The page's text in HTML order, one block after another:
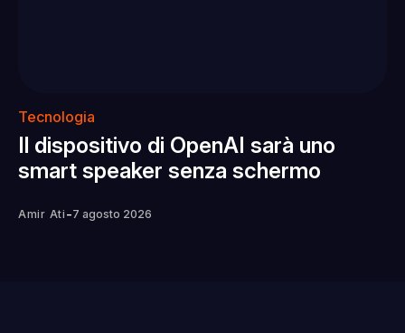
Tecnologia
Il dispositivo di OpenAI sarà uno
smart speaker senza schermo
Amir Ati -7 agosto 2026